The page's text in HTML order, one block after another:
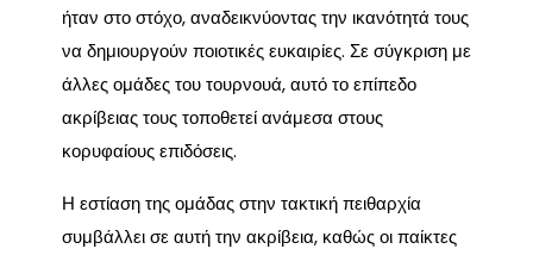
ήταν στο στόχο, αναδεικνύοντας την ικανότητά τους
να δημιουργούν ποιοτικές ευκαιρίες. Σε σύγκριση με
άλλες ομάδες του τουρνουά, αυτό το επίπεδο
ακρίβειας τους τοποθετεί ανάμεσα στους
κορυφαίους επιδόσεις.
Η εστίαση της ομάδας στην τακτική πειθαρχία
συμβάλλει σε αυτή την ακρίβεια, καθώς οι παίκτες